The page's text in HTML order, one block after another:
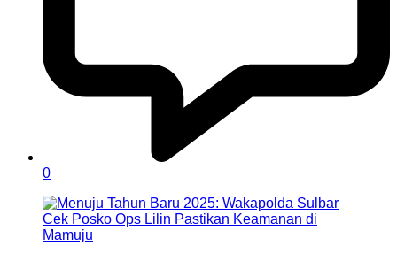
0